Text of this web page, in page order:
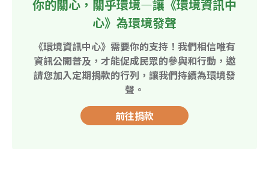
你的關心，關乎環境—讓《環境資訊中
心》為環境發聲
《環境資訊中心》需要你的支持！我們相信唯有
資訊公開普及，才能促成民眾的參與和行動，邀
請您加入定期捐款的行列，讓我們持續為環境發
聲。
前往捐款